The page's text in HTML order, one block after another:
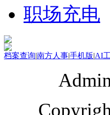
职场充电
档案查询|南方人事|手机版|AI